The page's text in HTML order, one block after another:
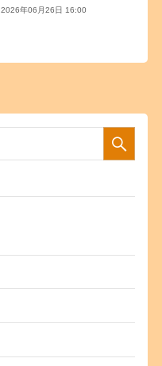
2026年06月26日 16:00